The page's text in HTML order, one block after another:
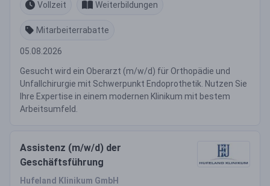
Vollzeit Weiterbildungen
Mitarbeiterrabatte
05.08.2026
Gesucht wird ein Oberarzt (m/w/d) für Orthopädie und
Unfallchirurgie mit Schwerpunkt Endoprothetik. Nutzen Sie
Ihre Expertise in einem modernen Klinikum mit bestem
Arbeitsumfeld.
Assistenz (m/w/d) der
Geschäftsführung
Hufeland Klinikum GmbH